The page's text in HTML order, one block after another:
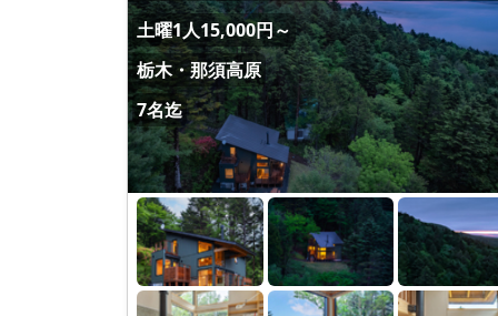
土曜1人15,000円～
栃木・那須高原
7名迄